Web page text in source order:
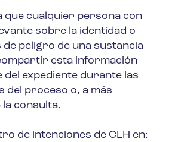
que cualquier persona con
sobre la identidad o
peligro de una sustancia
esta información
del expediente durante las
del proceso o, a más
consulta.
de intenciones de CLH en: